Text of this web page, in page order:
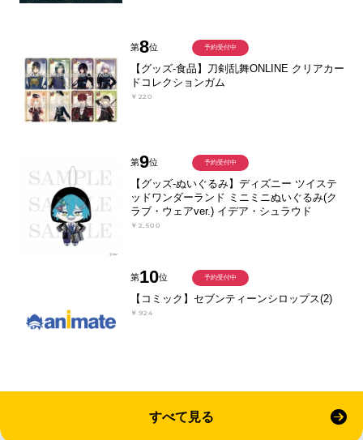
第8位
【グッズ-食品】刀剣乱舞ONLINE クリアカー
ドコレクションガム
￥220
予約受付中
第9位
【グッズ-ぬいぐるみ】ディズニー ツイステ
ッドワンダーランド ミニミニぬいぐるみ(ク
ラブ・ウェアver.) イデア・シュラウド
￥2,500
予約受付中
第10位
【コミック】セブンティーンシロップス(2)
￥924
予約受付中
すべて見る